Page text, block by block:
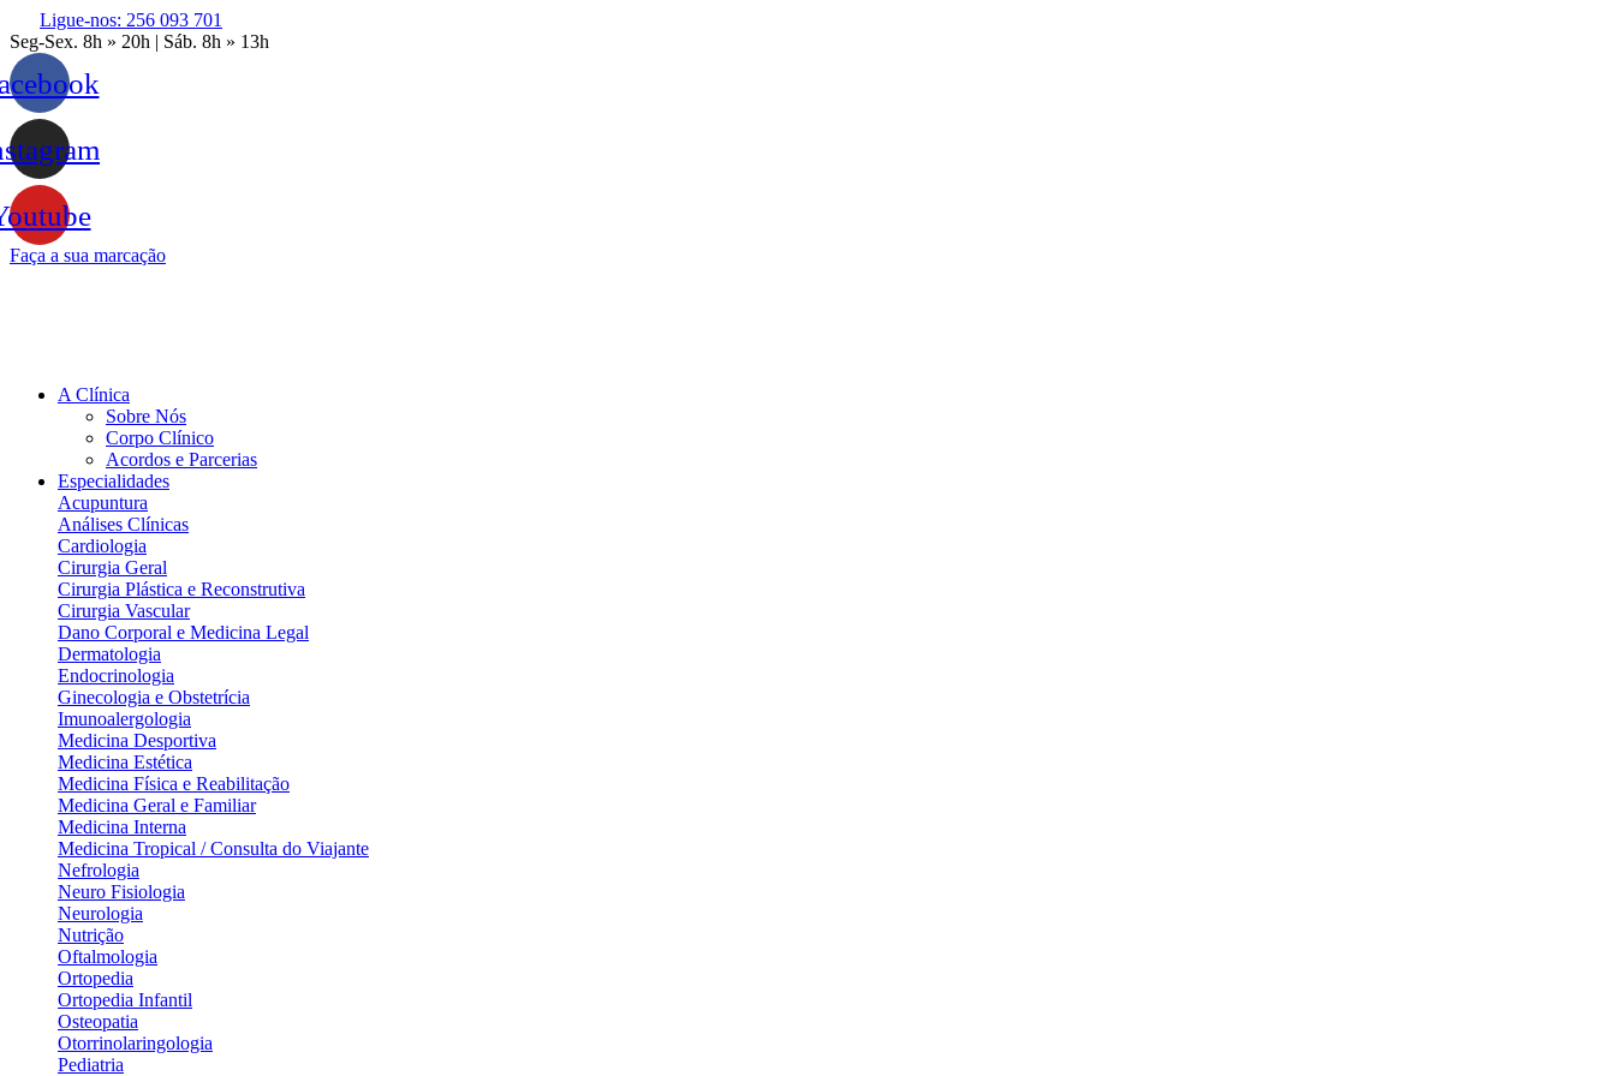
Ligue-nos: 256 093 701
Seg-Sex. 8h » 20h | Sáb. 8h » 13h
Faça a sua marcação
A Clínica
Sobre Nós
Corpo Clínico
Acordos e Parcerias
Especialidades
Acupuntura
Análises Clínicas
Cardiologia
Cirurgia Geral
Cirurgia Plástica e Reconstrutiva
Cirurgia Vascular
Dano Corporal e Medicina Legal
Dermatologia
Endocrinologia
Ginecologia e Obstetrícia
Imunoalergologia
Medicina Desportiva
Medicina Estética
Medicina Física e Reabilitação
Medicina Geral e Familiar
Medicina Interna
Medicina Tropical / Consulta do Viajante
Nefrologia
Neuro Fisiologia
Neurologia
Nutrição
Oftalmologia
Ortopedia
Ortopedia Infantil
Osteopatia
Otorrinolaringologia
Pediatria